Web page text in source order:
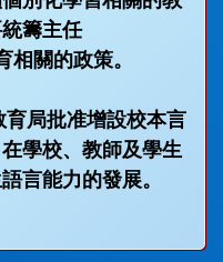
籌主任
相關的政策。
局批准增設校本言
學校、教師及學生
言能力的發展。